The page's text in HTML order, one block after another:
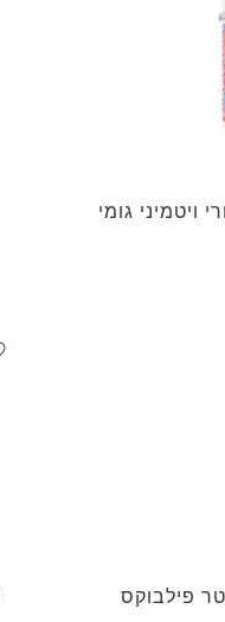
ויטמיני גומי
פילבוקס